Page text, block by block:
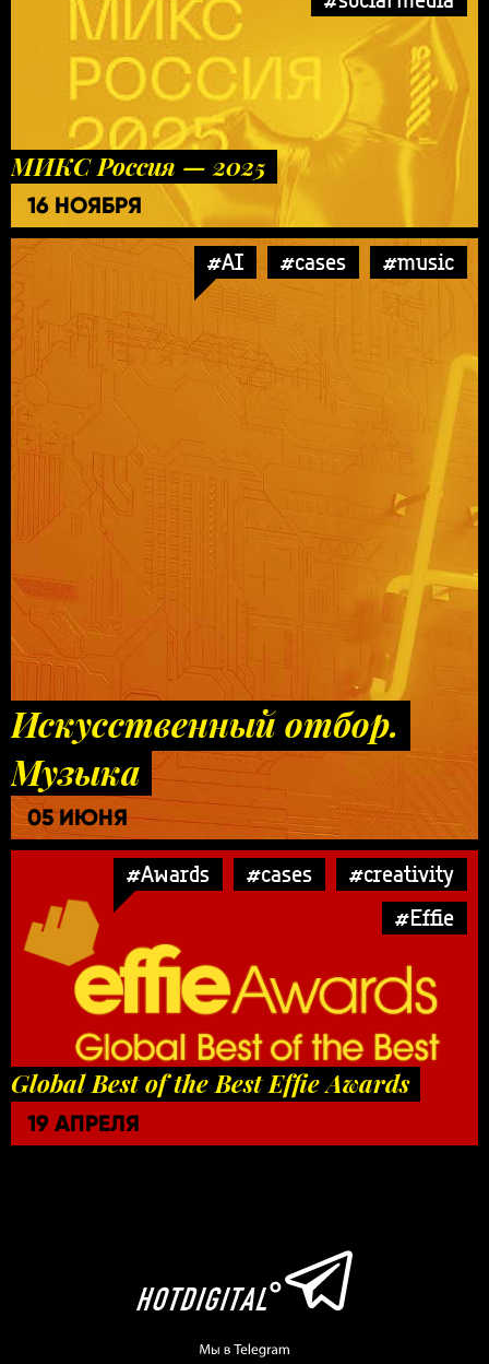
МИКС Россия — 2025
16 НОЯБРЯ
#AI #cases #music
Искусственный отбор.
Музыка
05 ИЮНЯ
#Awards #cases
#creativity
#Effie
Global Best of the Best Effie Awards
19 АПРЕЛЯ